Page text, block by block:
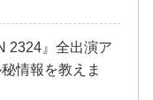
2324』全出演ア
情報を教えま